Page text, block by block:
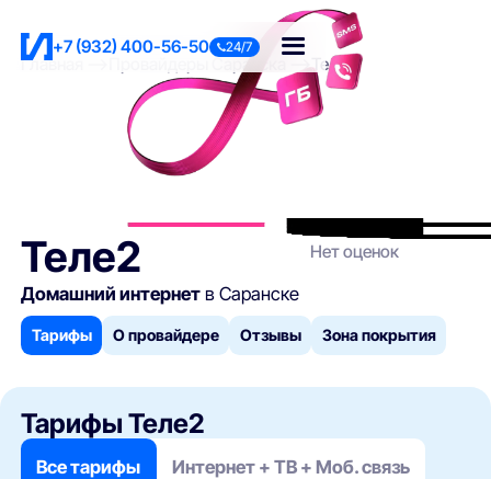
+7 (932) 400-56-50 24/7
Главная Провайдеры Саранска Теле2
Теле2
Домашний интернет в Саранске
Нет оценок
Тарифы О провайдере Отзывы Зона покрытия
Тарифы Теле2
Все тарифы Интернет + ТВ + Моб. связь